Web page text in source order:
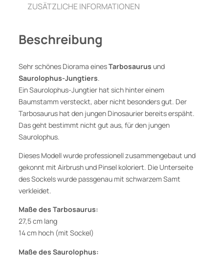
S
u
r
o
l
o
p
h
s
J
u
n
g
t
i
r
ZUSÄTZLICHE INFORMATIONEN
Beschreibung
Sehr schönes Diorama einesTarbosaurus und
Saurolophus-Jungtiers.
Ein Saurolophus-Jungtier hat sich hinter einem
Baumstamm versteckt, aber nicht besonders gut. Der
Tarbosaurus hat den jungen Dinosaurier bereits erspäht.
Das geht bestimmt nicht gut aus, für den jungen
Saurolophus.
Dieses Modell wurde professionell zusammengebaut und
gekonnt mit Airbrush und Pinsel koloriert. Die Unterseite
des Sockels wurde passgenau mit schwarzem Samt
verkleidet.
Maße des Tarbosaurus:
27,5 cm lang
14 cm hoch (mit Sockel)
Maße des Saurolophus: